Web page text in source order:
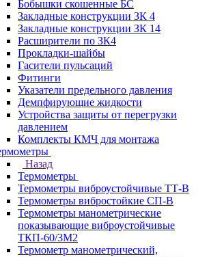
Бобышки скошенные БС
Закладные конструкции ЗК 4
Закладные конструкции ЗК 14
Расширители по ЗК4
Прокладки-шайбы
Гасители пульсаций
Фитинги
Указатели предельного давления
Демпфирующие жидкости
Устройства защиты от перегрузки
давлением
Комплекты КМЧ для монтажа
Назад
Термометры
Термометры виброустойчивые ТТ-В
Термометры вибростойкие СП-В
Термометры манометрические
показывающие виброустойчивые
ТКП-60/3М2
Термометр манометрический,